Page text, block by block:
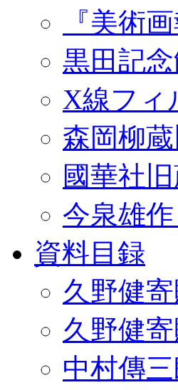
『美術
黒田記
X線フィ
森岡柳
國華社
今泉雄作
資料目録
久野健
久野健
中村傳